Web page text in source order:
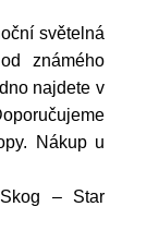
světelná
známého
najdete v
Nákup u
– Star